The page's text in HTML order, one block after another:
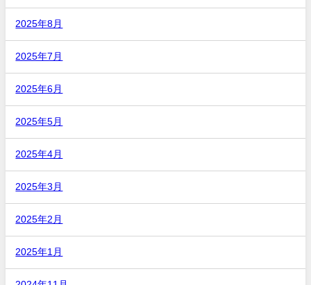
2025年8月
2025年7月
2025年6月
2025年5月
2025年4月
2025年3月
2025年2月
2025年1月